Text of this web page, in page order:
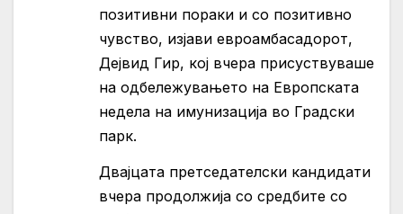
позитивни пораки и со позитивно
чувство, изјави евроамбасадорот,
Дејвид Гир, кој вчера присуствуваше
на одбележувањето на Европската
недела на имунизација во Градски
парк.
Двајцата претседателски кандидати
вчера продолжија со средбите со